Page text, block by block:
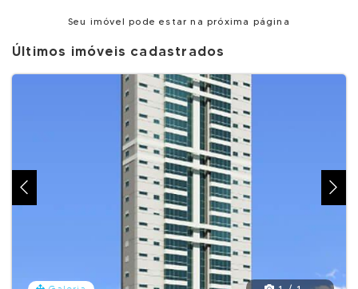
Seu imóvel pode estar na próxima página
Últimos imóveis cadastrados